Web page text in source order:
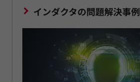
インダクタの問題解決事例